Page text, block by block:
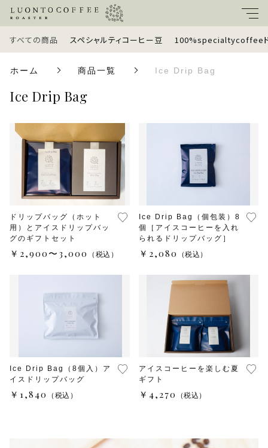
すべての商品 スペシャルティコーヒー豆 100%specialtycoffeeド
ホーム 商品一覧 Ice Drip Bag
Ice Drip Bag
ドリップバッグ（ホット
用）とアイスドリップバッ
グのギフトセット
￥2,900〜3,000 （税込）
Ice Drip Bag（個包装）8
個［アイスコーヒーを入れ
られるドリップバッグ］
￥2,080 （税込）
Ice Drip Bag（8個入）ア
イスドリップバッグ
￥1,840 （税込）
アイスコーヒーを楽しむ夏
ギフト
￥4,270 （税込）
100%specialtycoffeeドリップバッグ
定期便
ギフトセット
ラッピングオプション
初回おすすめ
セット商品
親カテゴリ
子カテゴリ
～
在庫あり